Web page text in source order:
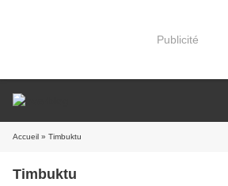
Publicité
Accueil » Timbuktu
Timbuktu